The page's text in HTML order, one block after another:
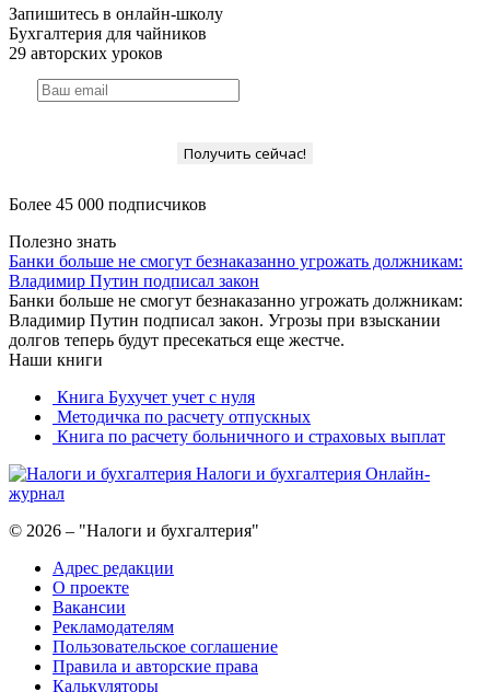
Запишитесь в онлайн-школу
Бухгалтерия для чайников
29 авторских уроков
Получить сейчас!
Более 45 000 подписчиков
Полезно знать
Банки больше не смогут безнаказанно угрожать должникам:
Владимир Путин подписал закон
Банки больше не смогут безнаказанно угрожать должникам:
Владимир Путин подписал закон. Угрозы при взыскании
долгов теперь будут пресекаться еще жестче.
Наши книги
Книга Бухучет учет с нуля
Методичка по расчету отпускных
Книга по расчету больничного и страховых выплат
Налоги и бухгалтерия Онлайн-
журнал
© 2026 – "Налоги и бухгалтерия"
Адрес редакции
О проекте
Вакансии
Рекламодателям
Пользовательское соглашение
Правила и авторские права
Калькуляторы